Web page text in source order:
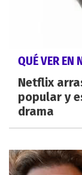
QUÉ VER EN
Netflix
popular y
drama